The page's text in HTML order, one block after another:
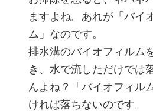
ますよね。あれが「バイ
ム」なのです。
排水溝のバイオフィルム
き、水で流しただけでは
んよね？「バイオフィル
ければ落ちないのです。